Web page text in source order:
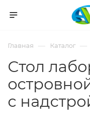
Главная — Каталог —
Стол
с
pornspider.info
xnxx